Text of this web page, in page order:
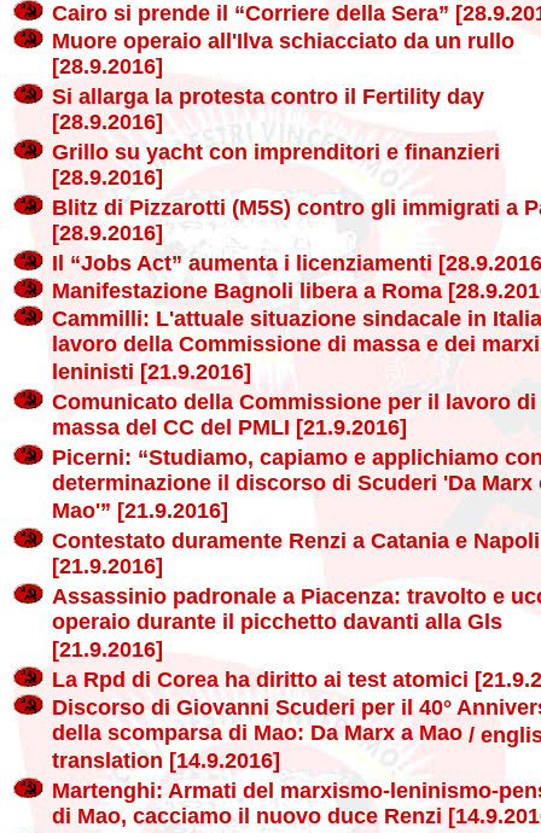
Cairo si prende il “Corriere della Sera”
Muore operaio all'Ilva schiacciato da un rullo
[28.9.2016]
Si allarga la protesta contro il Fertility day
[28.9.2016]
Grillo su yacht con imprenditori e finanzieri
[28.9.2016]
Blitz di Pizzarotti (M5S) contro gli immigrati a
[28.9.2016]
Il “Jobs Act” aumenta i licenziamenti
Manifestazione Bagnoli libera a Roma
Cammilli: L'attuale situazione sindacale in
lavoro della Commissione di massa e dei
leninisti [21.9.2016]
Comunicato della Commissione per il lavoro di
massa del CC del PMLI [21.9.2016]
Picerni: “Studiamo, capiamo e applichiamo
determinazione il discorso di Scuderi 'Da Marx
Mao'” [21.9.2016]
Contestato duramente Renzi a Catania e Napoli
[21.9.2016]
Assassinio padronale a Piacenza: travolto e
operaio durante il picchetto davanti alla Gls
[21.9.2016]
La Rpd di Corea ha diritto ai test atomici
Discorso di Giovanni Scuderi per il 40°
della scomparsa di Mao: Da Marx a Mao /
translation [14.9.2016]
Martenghi: Armati del marxismo-leninismo-
di Mao, cacciamo il nuovo duce Renzi